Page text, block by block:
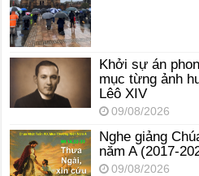
Khởi sự án
mục từng ảnh
Lêô XIV
09/08/2026
Nghe giảng
năm A (2017-
09/08/2026